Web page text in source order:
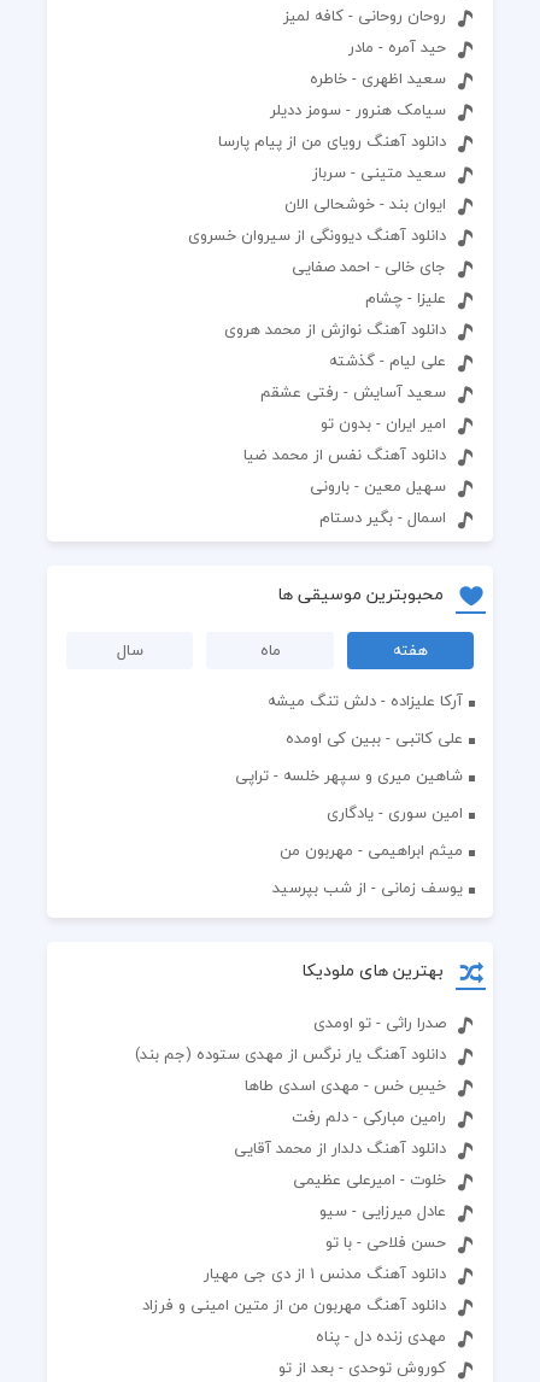
روحان روحانی - کافه لمیز
حید آمره - مادر
سعید اظهری - خاطره
سیامک هنرور - سومز ددیلر
دانلود آهنگ رویای من از پیام پارسا
سعید متینی - سرباز
ایوان بند - خوشحالی الان
دانلود آهنگ دیوونگی از سیروان خسروی
جای خالی - احمد صفایی
علیزا - چشام
دانلود آهنگ نوازش از محمد هروی
علی لیام - گذشته
سعید آسایش - رفتی عشقم
امیر ایران - بدون تو
دانلود آهنگ نفس از محمد ضیا
سهیل معین - بارونی
اسمال - بگیر دستام
محبوبترین موسیقی ها
هفته ماه
سال
آرکا علیزاده - دلش تنگ میشه
علی کاتبی - ببین کی اومده
شاهین میری و سپهر خلسه - تراپی
امین سوری - یادگاری
میثم ابراهیمی - مهربون من
یوسف زمانی - از شب بپرسید
بهترین های ملودیکا
صدرا راثی - تو اومدی
دانلود آهنگ یار نرگس از مهدی ستوده (جم بند)
خیسِ خس - مهدی اسدی طاها
رامین مبارکی - دلم رفت
دانلود آهنگ دلدار از محمد آقایی
خلوت - امیرعلی عظیمی
عادل میرزایی - سیو
حسن فلاحی - با تو
دانلود آهنگ مدنس 1 از دی جی مهیار
دانلود آهنگ مهربون من از متین امینی و فرزاد
مهدی زنده دل - پناه
کوروش توحدی - بعد از تو